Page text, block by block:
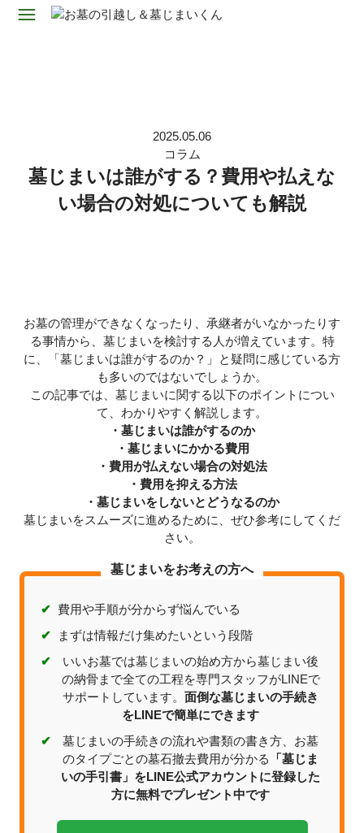
2025.05.06
コラム
墓じまいは誰がする？費用や払えな
い場合の対処についても解説
お墓の管理ができなくなったり、承継者がいなかったりす
る事情から、墓じまいを検討する人が増えています。特
に、「墓じまいは誰がするのか？」と疑問に感じている方
も多いのではないでしょうか。
この記事では、墓じまいに関する以下のポイントについ
て、わかりやすく解説します。
・墓じまいは誰がするのか
・墓じまいにかかる費用
・費用が払えない場合の対処法
・費用を抑える方法
・墓じまいをしないとどうなるのか
墓じまいをスムーズに進めるために、ぜひ参考にしてくだ
さい。
墓じまいをお考えの方へ
✔ 費用や手順が分からず悩んでいる
✔
まずは情報だけ集めたいという段階
✔
いいお墓では墓じまいの始め方から墓じまい後
の納骨まで全ての工程を専門スタッフがLINEで
サポートしています。 面倒な墓じまいの手続き
をLINEで簡単にできます
✔
墓じまいの手続きの流れや書類の書き方、お墓
のタイプごとの墓石撤去費用が分かる
「墓じま
いの手引書」をLINE公式アカウントに登録した
方に無料でプレゼント中です